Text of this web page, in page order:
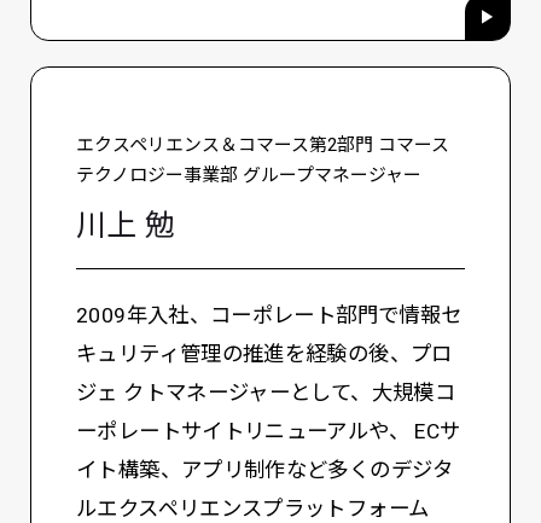
川上 勉
エクスペリエンス＆コマース第2部門 コマース
テクノロジー事業部 グループマネージャー
2009年入社、コーポレート部門で情報セ
キュリティ管理の推進を経験の後、プロ
ジェ クトマネージャーとして、大規模コ
ーポレートサイトリニューアルや、 ECサ
イト構築、アプリ制作など多くのデジタ
ルエクスペリエンスプラットフォーム